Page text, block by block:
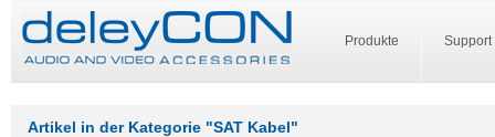
Produkte Support
Artikel in der Kategorie "SAT Kabel"